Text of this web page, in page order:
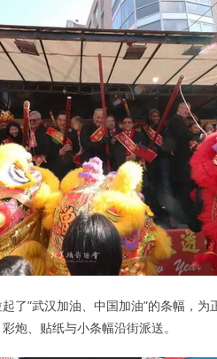
了”武汉加油、中国加油”的条幅，
炮、贴纸与小条幅沿街派送。